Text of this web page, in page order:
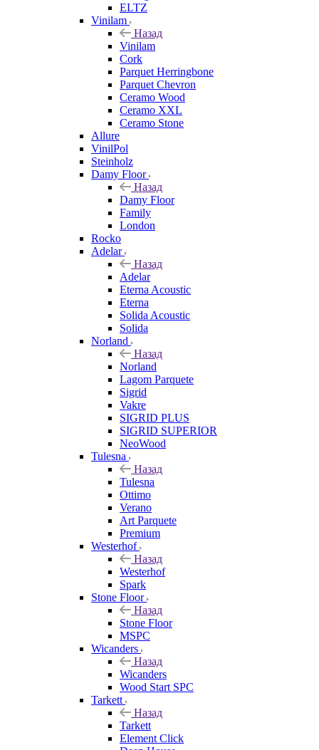
ELTZ
Vinilam
Назад
Vinilam
Cork
Parquet Herringbone
Parquet Chevron
Ceramo Wood
Ceramo XXL
Ceramo Stone
Allure
VinilPol
Steinholz
Damy Floor
Назад
Damy Floor
Family
London
Rocko
Adelar
Назад
Adelar
Eterna Acoustic
Eterna
Solida Acoustic
Solida
Norland
Назад
Norland
Lagom Parquete
Sigrid
Vakre
SIGRID PLUS
SIGRID SUPERIOR
NeoWood
Tulesna
Назад
Tulesna
Ottimo
Verano
Art Parquete
Premium
Westerhof
Назад
Westerhof
Spark
Stone Floor
Назад
Stone Floor
MSPC
Wicanders
Назад
Wicanders
Wood Start SPC
Tarkett
Назад
Tarkett
Element Click